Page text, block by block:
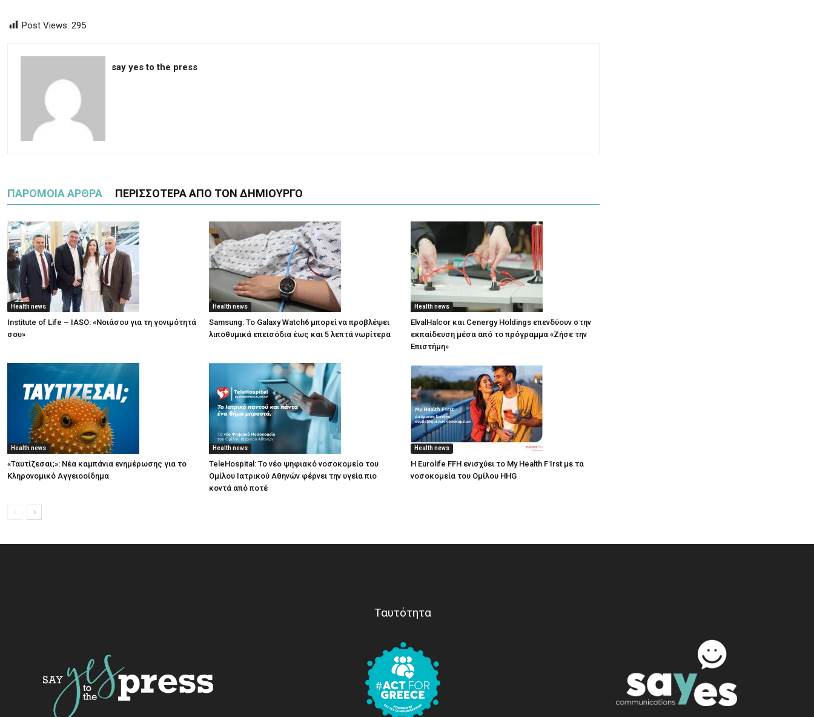
Post Views: 295
say yes to the press
ΠΑΡΟΜΟΙΑ ΑΡΘΡΑ ΠΕΡΙΣΣΟΤΕΡΑ ΑΠΟ ΤΟΝ ΔΗΜΙΟΥΡΓΟ
Health news
Institute of Life – IASO: «Νοιάσου για τη γονιμότητά
σου»
Health news
Samsung: Το Galaxy Watch6 μπορεί να προβλέψει
λιποθυμικά επεισόδια έως και 5 λεπτά νωρίτερα
Health news
ElvalHalcor και Cenergy Holdings επενδύουν στην
εκπαίδευση μέσα από το πρόγραμμα «Ζήσε την
Επιστήμη»
Health news
«Ταυτίζεσαι;»: Νέα καμπάνια ενημέρωσης για το
Κληρονομικό Αγγειοοίδημα
Health news
TeleHospital: Το νέο ψηφιακό νοσοκομείο του
Ομίλου Ιατρικού Αθηνών φέρνει την υγεία πιο
κοντά από ποτέ
Health news
Η Eurolife FFH ενισχύει το My Health F1rst με τα
νοσοκομεία του Ομίλου HHG
Ταυτότητα